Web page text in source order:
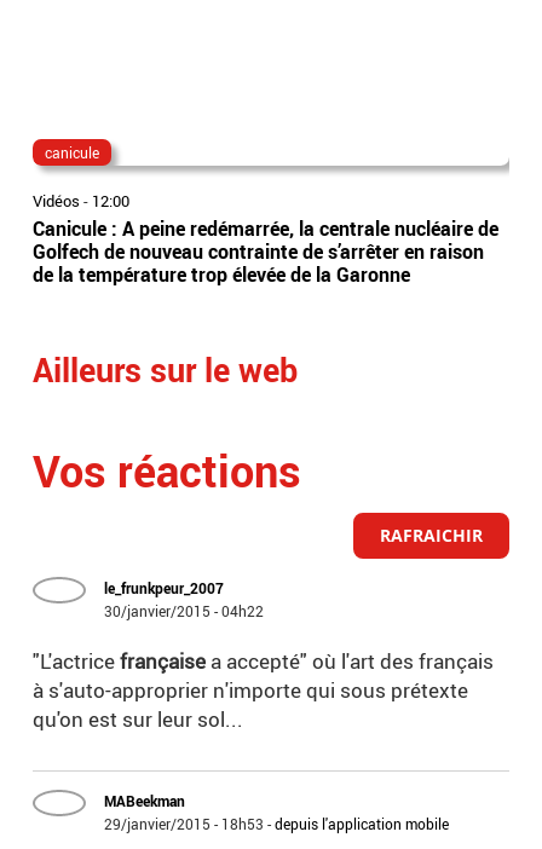
canicule
Vidéos - 12:00
Canicule : A peine redémarrée, la centrale nucléaire de
Golfech de nouveau contrainte de s’arrêter en raison
de la température trop élevée de la Garonne
Ailleurs sur le web
Vos réactions
RAFRAICHIR
le_frunkpeur_2007
30/janvier/2015 - 04h22
"L'actricefrançaise a accepté" où l'art des français
à s'auto-approprier n'importe qui sous prétexte
qu'on est sur leur sol...
MABeekman
29/janvier/2015 - 18h53 -depuis l'application mobile